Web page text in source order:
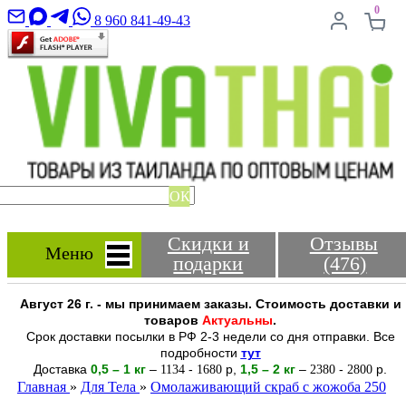
8 960 841-49-43
0
ОК
Меню
Скидки и
подарки
Отзывы
(476)
Август 26 г. - мы принимаем заказы. Стоимость доставки и
товаров Актуальны.
Срок доставки посылки в РФ 2-3 недели со дня отправки. Все
подробности тут
Доставка 0,5 – 1 кг – 1134 - 1680 р 1,5 – 2 кг – 2380 - 2800 р.
Главная » Для Тела » Омолаживающий скраб с жожоба 250